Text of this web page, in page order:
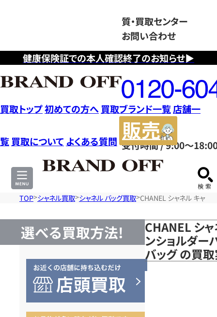
健康保険証での本人確認終了のお知らせ▶
質・買取センター
お問い合わせ
フ
リ
ー
ダ
イ
ヤ
ル
0120604117
受付時間 / 9:00～
買取トップ初めての方へ 買取ブランド一覧店舗一
覧 買取について よくある質問
サ
TOP シャネル買取 シャネル バッグ買取 CHANEL シャネル キャビ
選べる買取方法!
CHANEL シ
ンショルダー
バッグ の買